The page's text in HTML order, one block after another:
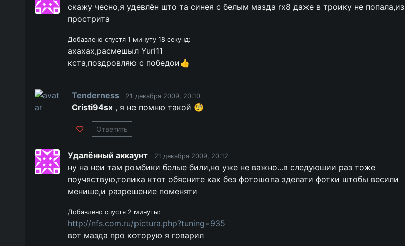
скажу чесно,я удевлён што та синея с белым мазда rx8 даже в троику не попала,из
прострита
Добавлено спустя 1 минуту 18 секунд:
ахахах,расмешыл Yuri11
кста,поздровляю с победои👍
Tenderness 21 декабря 2009, 20:10
Cristi94sx, я не помню такой 🧐
Ответить
Удалённый аккаунт 21 декабря 2009, 20:12
ну на неи там ромбики белые били,но уже не важно...в следуюшии раз тоже
поучяствую,толика ктот обясните как без фотошопа зделати фотки штобы весили
менише,и разрешение поменяти
Добавлено спустя 2 минуты:
http://nfs.com.ru/pictura.php?tuning=935
вот мазда про которую я говарил